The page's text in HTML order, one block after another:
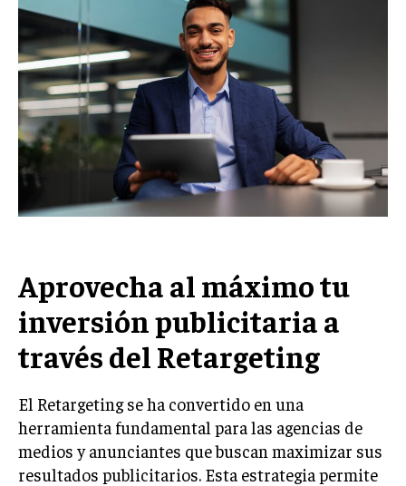
We have a curated list of the most noteworthy news from all
across the globe. With any subscription plan, you get access
toexclusive articlesthat let you stay ahead of the curve.
Your Profile
NEWS LIFESTYLE PUBLIC OPINION
LIFESTYLE
MARKETING
ESTRATEGIAS DE MARKETING
Aprovecha al máximo tu
inversión publicitaria a
través del Retargeting
El Retargeting se ha convertido en una
herramienta fundamental para las agencias de
medios y anunciantes que buscan maximizar sus
resultados publicitarios. Esta estrategia permite